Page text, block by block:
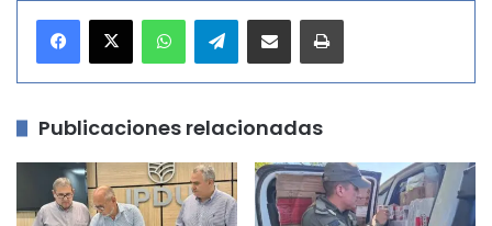
Telegram
Publicaciones relacionadas